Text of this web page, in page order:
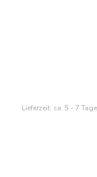
Lieferzeit: ca. 5 - 7 Tage